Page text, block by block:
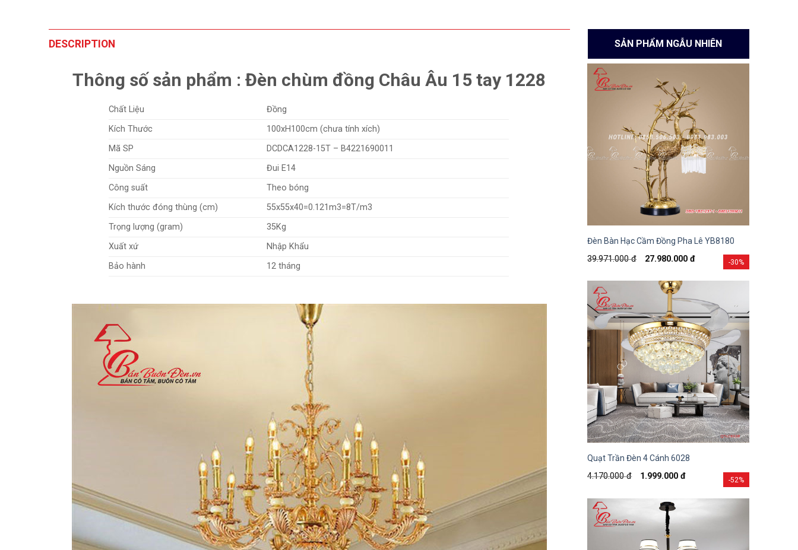
DESCRIPTION
Thông số sản phẩm : Đèn chùm đồng Châu Âu 15 tay 1228
Chất Liệu
Đồng
Kích Thước
100xH100cm (chưa tính xích)
Mã SP
DCDCA1228-15T – B4221690011
Nguồn Sáng
Đui E14
Công suất
Theo bóng
Kích thước đóng thùng (cm)
55x55x40=0.121m3=8T/m3
Trọng lượng (gram)
35Kg
Xuất xứ
Nhập Khẩu
Bảo hành
12 tháng
SẢN PHẨM NGẪU NHIÊN
-30%
Đèn Bàn Hạc Cầm Đồng Pha Lê YB8180
39.971.000đ 27.980.000 đ
-52%
Quạt Trần Đèn 4 Cánh 6028
4.170.000đ 1.999.000 đ